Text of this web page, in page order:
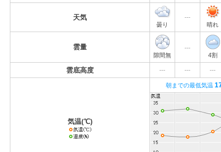
天気
曇り
---
晴れ
雲量
隙間無
---
4割
雲底高度 --- --- ---
気温(℃)
朝までの最低気温